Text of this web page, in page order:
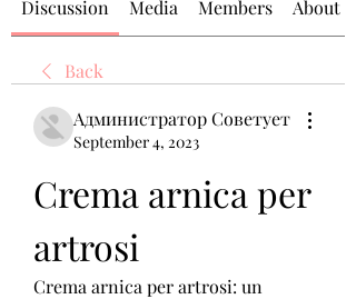
Discussion Media Members About
Back
Администратор Советует
September 4, 2023
Crema arnica per
artrosi
Crema arnica per artrosi: un